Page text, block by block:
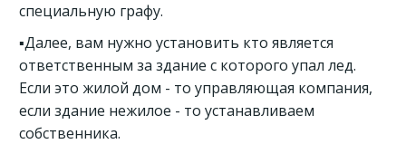
специальную графу.
▪️Далее, вам нужно установить кто является
ответственным за здание с которого упал лед.
Если это жилой дом - то управляющая компания,
если здание нежилое - то устанавливаем
собственника.